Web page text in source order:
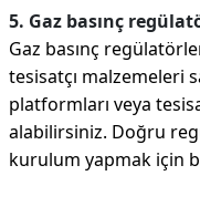
5. Gaz basınç
Gaz basınç
tesisatçı malzemeleri
platformları veya
alabilirsiniz. Doğru
kurulum yapmak için